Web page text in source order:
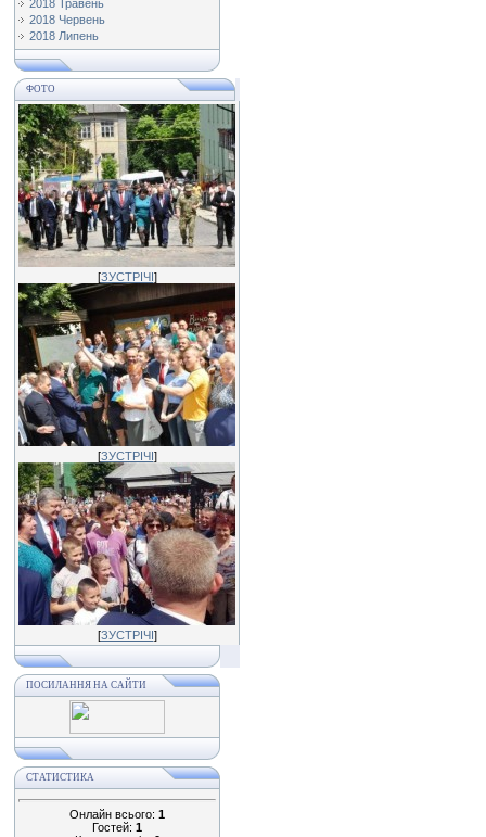
2018 Травень
2018 Червень
2018 Липень
ФОТО
[ЗУСТРІЧІ]
[ЗУСТРІЧІ]
[ЗУСТРІЧІ]
ПОСИЛАННЯ НА САЙТИ
СТАТИСТИКА
Онлайн всього: 1
Гостей: 1